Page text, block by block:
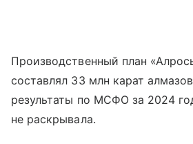
Производственный план
составлял 33 млн карат
результаты по МСФО за 2024
не раскрывала.